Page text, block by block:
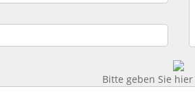
Bitte geben Sie